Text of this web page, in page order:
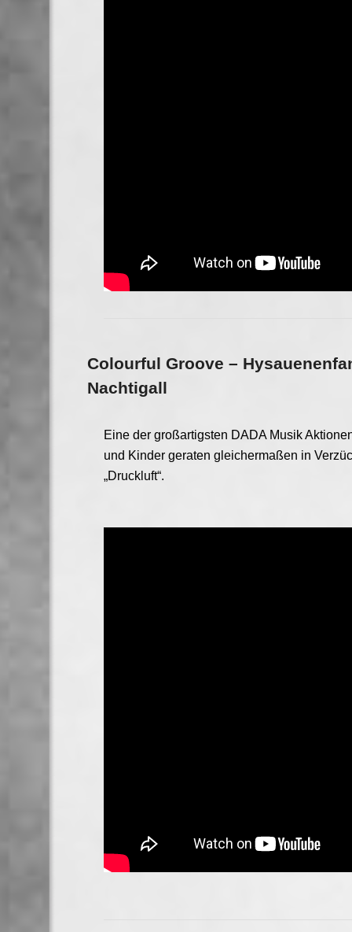
Colourful Groove –
Nachtigall
Eine der großartigsten DADA Musik
und Kinder geraten gleichermaßen in
„Druckluft“.